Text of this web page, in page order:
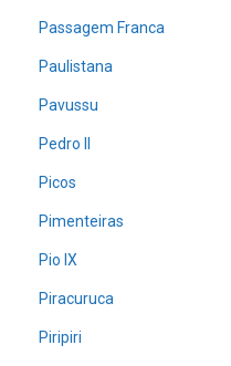
Passagem Franca
Paulistana
Pavussu
Pedro II
Picos
Pimenteiras
Pio IX
Piracuruca
Piripiri